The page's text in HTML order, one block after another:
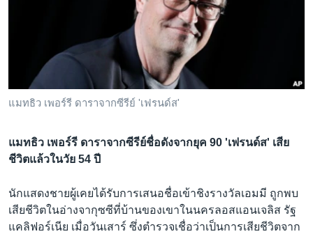
พอดคาสต์
ติดตามเรา
เลือกภาษา
แมทธิว เพอร์รี ดาราจากซีรีย์ 'เฟรนด์ส'
แมทธิว เพอร์รี ดาราจากซีรีย์ชื่อดังจากยุค 90 'เฟรนด์ส' เสีย
ชีวิตแล้วในวัย 54 ปี
นักแสดงชายผู้เคยได้รับการเสนอชื่อเข้าชิงรางวัลเอมมี ถูกพบ
เสียชีวิตในอ่างจากุซซีที่บ้านของเขาในนครลอสแอนเจลิส รัฐ
แคลิฟอร์เนีย เมื่อวันเสาร์ ซึ่งตำรวจเชื่อว่าเป็นการเสียชีวิตจาก